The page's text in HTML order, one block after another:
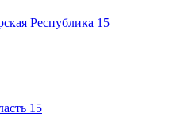
Республика 15
15